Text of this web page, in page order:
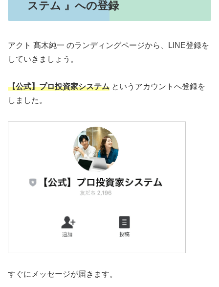
ステム 』への登録
アクト 髙木純一 のランディングページから、LINE登録を
していきましょう。
【公式】プロ投資家システム というアカウントへ登録を
しました。
すぐにメッセージが届きます。